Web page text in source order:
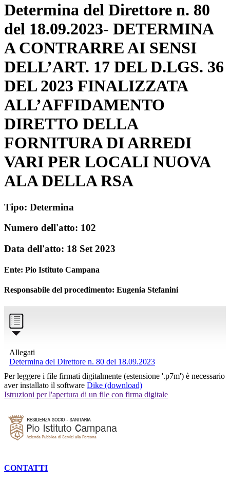
Determina del Direttore n. 80
del 18.09.2023- DETERMINA
A CONTRARRE AI SENSI
DELL’ART. 17 DEL D.LGS. 36
DEL 2023 FINALIZZATA
ALL’AFFIDAMENTO
DIRETTO DELLA
FORNITURA DI ARREDI
VARI PER LOCALI NUOVA
ALA DELLA RSA
Tipo: Determina
Numero dell'atto: 102
Data dell'atto: 18 Set 2023
Ente: Pio Istituto Campana
Responsabile del procedimento: Eugenia Stefanini
Allegati
Determina del Direttore n. 80 del 18.09.2023
Per leggere i file firmati digitalmente (estensione '.p7m') è necessario
aver installato il software Dike (download)
Istruzioni per l'apertura di un file con firma digitale
CONTATTI